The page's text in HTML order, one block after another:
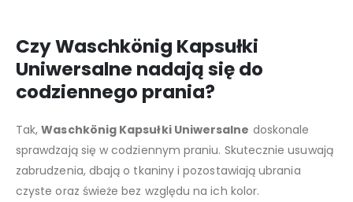
Czy Waschkönig Kapsułki
Uniwersalne nadają się do
codziennego prania?
Tak,Waschkönig Kapsułki Uniwersalne doskonale
sprawdzają się w codziennym praniu. Skutecznie usuwają
zabrudzenia, dbają o tkaniny i pozostawiają ubrania
czyste oraz świeże bez względu na ich kolor.